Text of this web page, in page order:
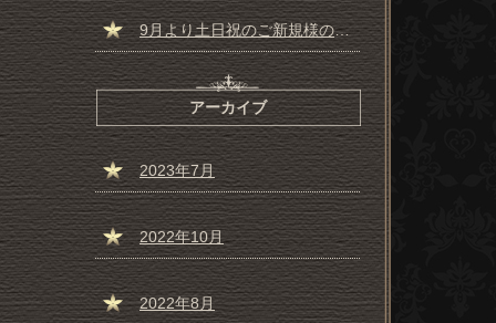
9月より土日祝のご新規様の受付一時停止のお知らせ
アーカイブ
2023年7月
2022年10月
2022年8月